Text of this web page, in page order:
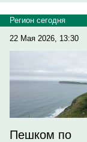
Регион сегодня
22 Мая 2026, 13:30
Пешком по